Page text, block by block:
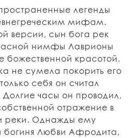
легенды
мифам.
версии, сын бога рек
нимфы Лаврионы
божественной красотой.
не сумела покорить его
себя он считал
часы он проводил,
отражение в
реки. Однажды ему
богиня Любви Афродита,